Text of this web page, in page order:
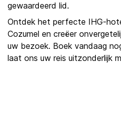
gewaardeerd lid.
Ontdek het perfecte IHG-
Cozumel en creëer
uw bezoek. Boek vandaag
laat ons uw reis uitzonderlijk